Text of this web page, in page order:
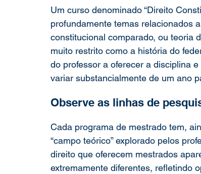
Um curso denominado “Direito
profundamente temas relacionados
constitucional comparado, ou teoria
muito restrito como a história do
do professor a oferecer a disciplina
variar substancialmente de um ano
Observe as linhas de
Cada programa de mestrado tem,
“campo teórico” explorado pelos
direito que oferecem mestrados
extremamente diferentes, refletindo